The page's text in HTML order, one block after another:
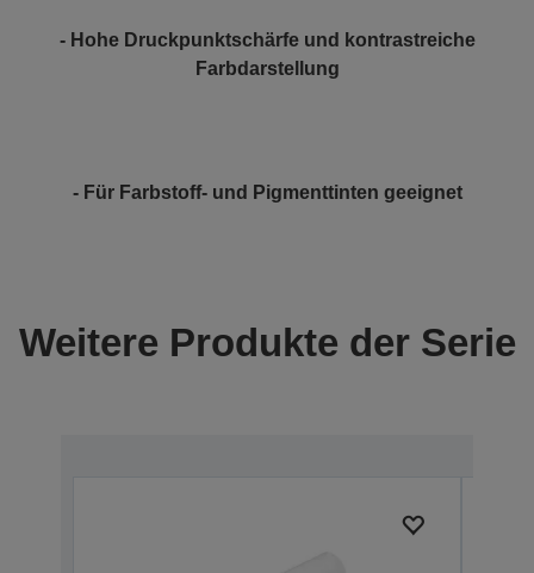
- Hohe Druckpunktschärfe und kontrastreiche
Farbdarstellung
- Für Farbstoff- und Pigmenttinten geeignet
Weitere Produkte der Serie